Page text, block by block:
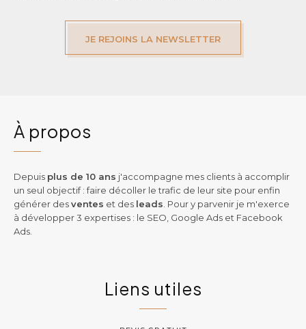
JE REJOINS LA NEWSLETTER
À propos
Depuis plus de 10 ans j'accompagne mes clients à accomplir
un seul objectif : faire décoller le trafic de leur site pour enfin
générer desventes et des leads . Pour y parvenir je m'exerce
à développer 3 expertises : le SEO, Google Ads et Facebook
Ads.
Liens utiles